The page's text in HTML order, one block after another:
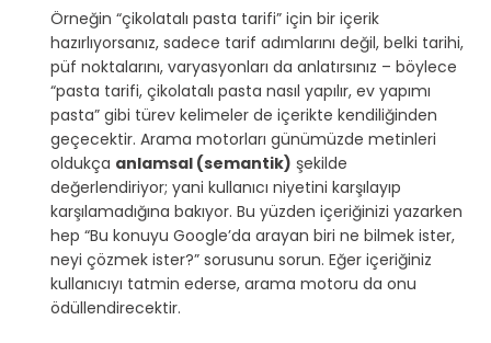
Örneğin “çikolatalı pasta tarifi” için bir içerik
hazırlıyorsanız, sadece tarif adımlarını değil, belki tarihi,
püf noktalarını, varyasyonları da anlatırsınız – böylece
“pasta tarifi, çikolatalı pasta nasıl yapılır, ev yapımı
pasta” gibi türev kelimeler de içerikte kendiliğinden
geçecektir. Arama motorları günümüzde metinleri
oldukça anlamsal (semantik) şekilde
değerlendiriyor; yani kullanıcı niyetini karşılayıp
karşılamadığına bakıyor. Bu yüzden içeriğinizi yazarken
hep “Bu konuyu Google’da arayan biri ne bilmek ister,
neyi çözmek ister?” sorusunu sorun. Eğer içeriğiniz
kullanıcıyı tatmin ederse, arama motoru da onu
ödüllendirecektir.